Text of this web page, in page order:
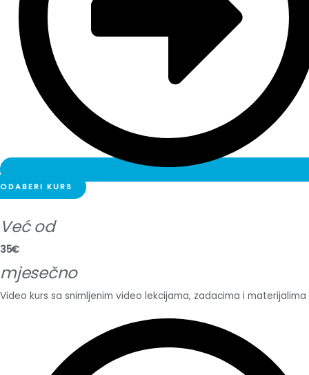
ODABERI KURS
Već od
35€
mjesečno
Video kurs sa snimljenim video lekcijama, zadacima i materijalima